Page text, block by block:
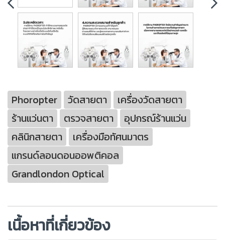
Phoropter วัดสายตา
เครื่องวัดสายตา
ร้านแว่นตา
ตรวจสายตา
อุปกรณ์ร้านแว่น
คลินิกสายตา
เครื่องมือทัศนมาตร
แกรนด์ลอนดอนออพติคอล
Grandlondon Optical
เนื้อหาที่เกี่ยวข้อง